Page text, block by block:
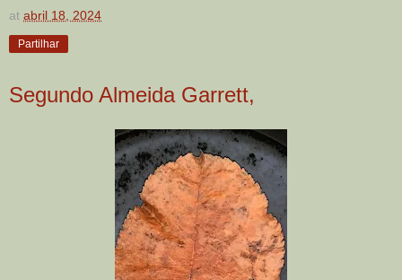
at abril 18, 2024
Partilhar
Segundo Almeida Garrett,